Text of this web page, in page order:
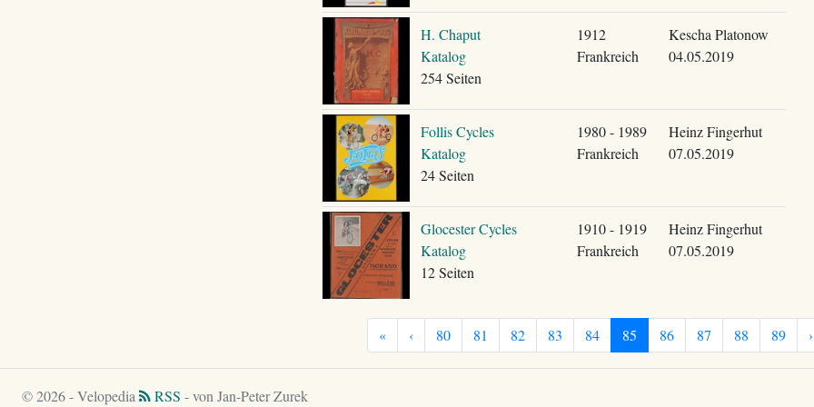
H. Chaput
Katalog
254 Seiten
1912
Frankreich
Kescha Platonow
04.05.2019
Follis Cycles
Katalog
24 Seiten
1980 - 1989
Frankreich
Heinz Fingerhut
07.05.2019
Glocester Cycles
Katalog
12 Seiten
1910 - 1919
Frankreich
Heinz Fingerhut
07.05.2019
« ‹ 80 81 82 83 84 85 86 87 88 89 ›
© 2026 - Velopedia RSS - von Jan-Peter Zurek